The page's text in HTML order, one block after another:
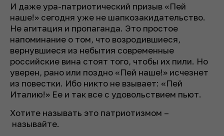
И даже ура-патриотический призыв «Пей
наше!» сегодня уже не шапкозакидательство.
Не агитация и пропаганда. Это простое
напоминание о том, что возродившиеся,
вернувшиеся из небытия современные
российские вина стоят того, чтобы их пили. Но
уверен, рано или поздно «Пей наше!» исчезнет
из повестки. Ибо никто не взывает: «Пей
Италию!» Ее и так все с удовольствием пьют.
Хотите называть это патриотизмом –
называйте.